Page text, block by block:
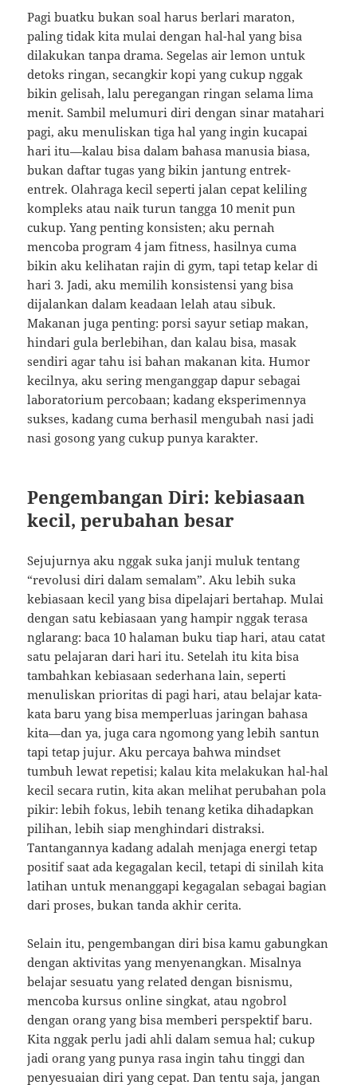
Pagi buatku bukan soal harus berlari maraton,
paling tidak kita mulai dengan hal-hal yang bisa
dilakukan tanpa drama. Segelas air lemon untuk
detoks ringan, secangkir kopi yang cukup nggak
bikin gelisah, lalu peregangan ringan selama lima
menit. Sambil melumuri diri dengan sinar matahari
pagi, aku menuliskan tiga hal yang ingin kucapai
hari itu—kalau bisa dalam bahasa manusia biasa,
bukan daftar tugas yang bikin jantung entrek-
entrek. Olahraga kecil seperti jalan cepat keliling
kompleks atau naik turun tangga 10 menit pun
cukup. Yang penting konsisten; aku pernah
mencoba program 4 jam fitness, hasilnya cuma
bikin aku kelihatan rajin di gym, tapi tetap kelar di
hari 3. Jadi, aku memilih konsistensi yang bisa
dijalankan dalam keadaan lelah atau sibuk.
Makanan juga penting: porsi sayur setiap makan,
hindari gula berlebihan, dan kalau bisa, masak
sendiri agar tahu isi bahan makanan kita. Humor
kecilnya, aku sering menganggap dapur sebagai
laboratorium percobaan; kadang eksperimennya
sukses, kadang cuma berhasil mengubah nasi jadi
nasi gosong yang cukup punya karakter.
Pengembangan Diri: kebiasaan
kecil, perubahan besar
Sejujurnya aku nggak suka janji muluk tentang
“revolusi diri dalam semalam”. Aku lebih suka
kebiasaan kecil yang bisa dipelajari bertahap. Mulai
dengan satu kebiasaan yang hampir nggak terasa
nglarang: baca 10 halaman buku tiap hari, atau catat
satu pelajaran dari hari itu. Setelah itu kita bisa
tambahkan kebiasaan sederhana lain, seperti
menuliskan prioritas di pagi hari, atau belajar kata-
kata baru yang bisa memperluas jaringan bahasa
kita—dan ya, juga cara ngomong yang lebih santun
tapi tetap jujur. Aku percaya bahwa mindset
tumbuh lewat repetisi; kalau kita melakukan hal-hal
kecil secara rutin, kita akan melihat perubahan pola
pikir: lebih fokus, lebih tenang ketika dihadapkan
pilihan, lebih siap menghindari distraksi.
Tantangannya kadang adalah menjaga energi tetap
positif saat ada kegagalan kecil, tetapi di sinilah kita
latihan untuk menanggapi kegagalan sebagai bagian
dari proses, bukan tanda akhir cerita.
Selain itu, pengembangan diri bisa kamu gabungkan
dengan aktivitas yang menyenangkan. Misalnya
belajar sesuatu yang related dengan bisnismu,
mencoba kursus online singkat, atau ngobrol
dengan orang yang bisa memberi perspektif baru.
Kita nggak perlu jadi ahli dalam semua hal; cukup
jadi orang yang punya rasa ingin tahu tinggi dan
penyesuaian diri yang cepat. Dan tentu saja, jangan